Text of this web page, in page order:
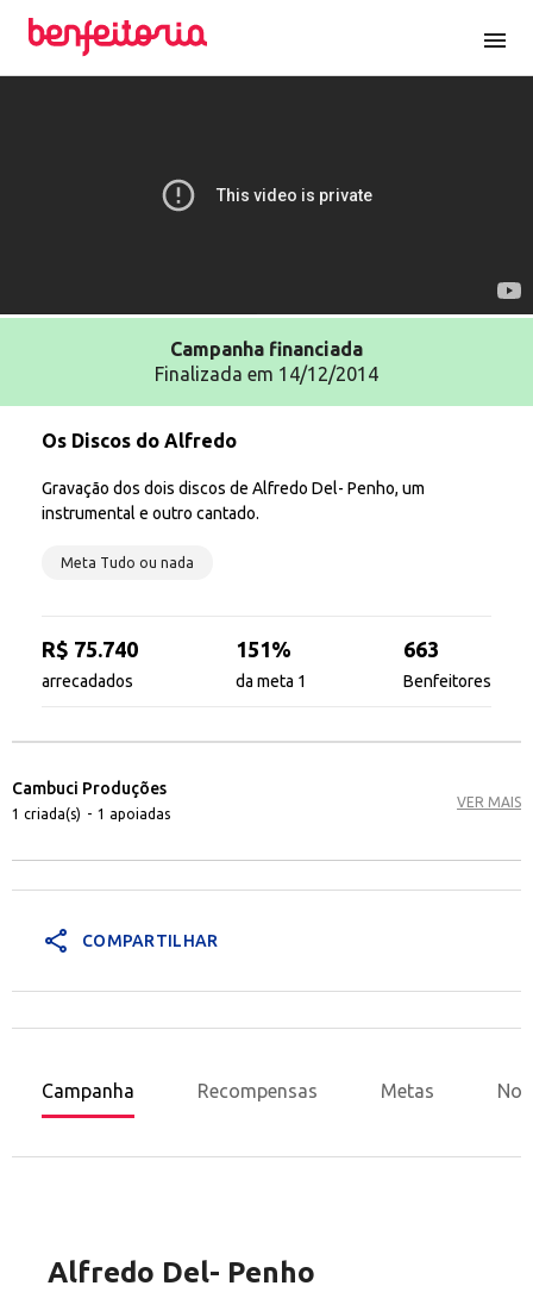
menu
Campanha financiada
Finalizada em 14/12/2014
Os Discos do Alfredo
Gravação dos dois discos de Alfredo Del- Penho, um
instrumental e outro cantado.
Meta Tudo ou nada
R$ 75.740
arrecadados
151%
da meta 1
663
Benfeitores
Cambuci Produções
1 criada(s) - 1 apoiadas
VER MAIS
share COMPARTILHAR
Campanha Recompensas Metas
Alfredo Del- Penho